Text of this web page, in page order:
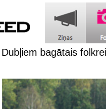
Dubļiem bagātais